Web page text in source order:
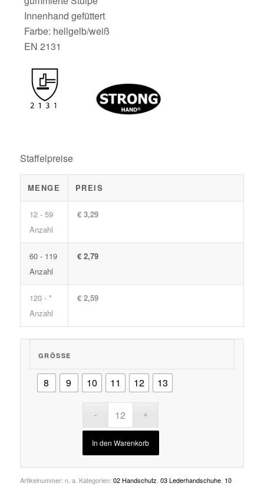
Innenhand gefüttert
Farbe: hellgelb/weiß
EN 2131
Staffelpreise
MENGE PREIS
12 - 59
Anzahl
€ 3,29
60 - 119
Anzahl
€ 2,79
120 - *
Anzahl
€ 2,59
GRÖSSE
8 9 10 11 12 13
In den Warenkorb
Artikelnummer: n. a. Kategorien: 02 Handschutz 03 Lederhandschuhe, 10